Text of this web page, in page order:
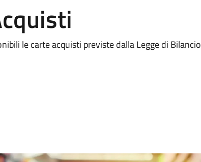
le carte acquisti previste dalla Legge di Bilancio